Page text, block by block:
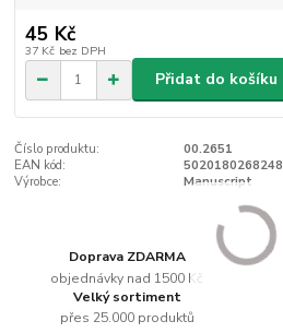
45 Kč
37 Kč bez DPH
Přidat do košíku
Číslo produktu:
00.2651
EAN kód:
5020180268248
Výrobce:
Manuscript
Doprava ZDARMA
objednávky nad 1500 Kč
Velký sortiment
přes 25.000 produktů